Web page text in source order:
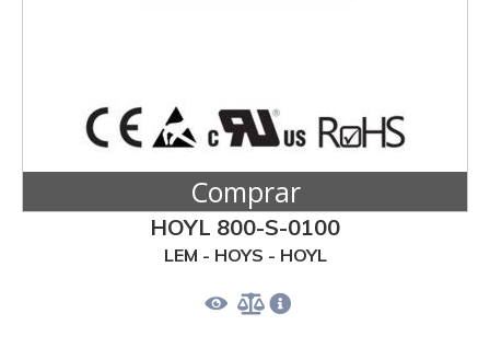
Comprar
HOYL 800-S-0100
LEM - HOYS - HOYL